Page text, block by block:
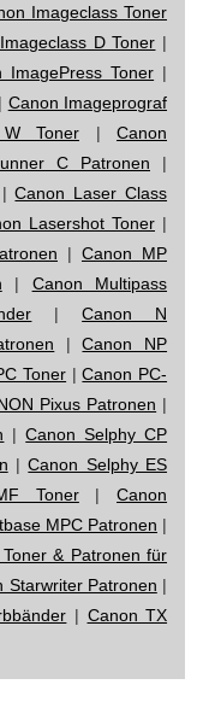
Imageclass Toner
D Toner |
ImagePress Toner |
| Canon Imageprograf
Toner | Canon
C Patronen |
Canon Laser Class
Lasershot Toner |
| Canon MP
| Canon Multipass
|Canon N
|Canon NP
Toner |Canon PC-
Pixus Patronen |
|Canon Selphy CP
|Canon Selphy ES
Toner|Canon
MPC Patronen |
& Patronen für
Starwriter Patronen |
| Canon TX